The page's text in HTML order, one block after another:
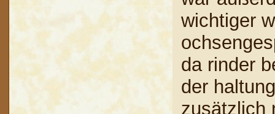
wichtiger
da rinder
der
zusätzlich